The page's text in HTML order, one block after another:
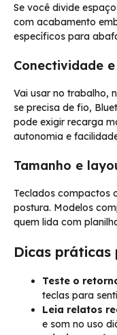
Se você divide
com acabamento
específicos para
Conectividade
Vai usar no trabalho,
se precisa de fio,
pode exigir recarga
autonomia e
Tamanho e
Teclados compactos
postura. Modelos
quem lida com
Dicas
Teste o
teclas para
Leia relatos
e som no uso